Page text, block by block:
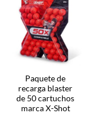
Paquete de
recarga blaster
de 50 cartuchos
marca X-Shot